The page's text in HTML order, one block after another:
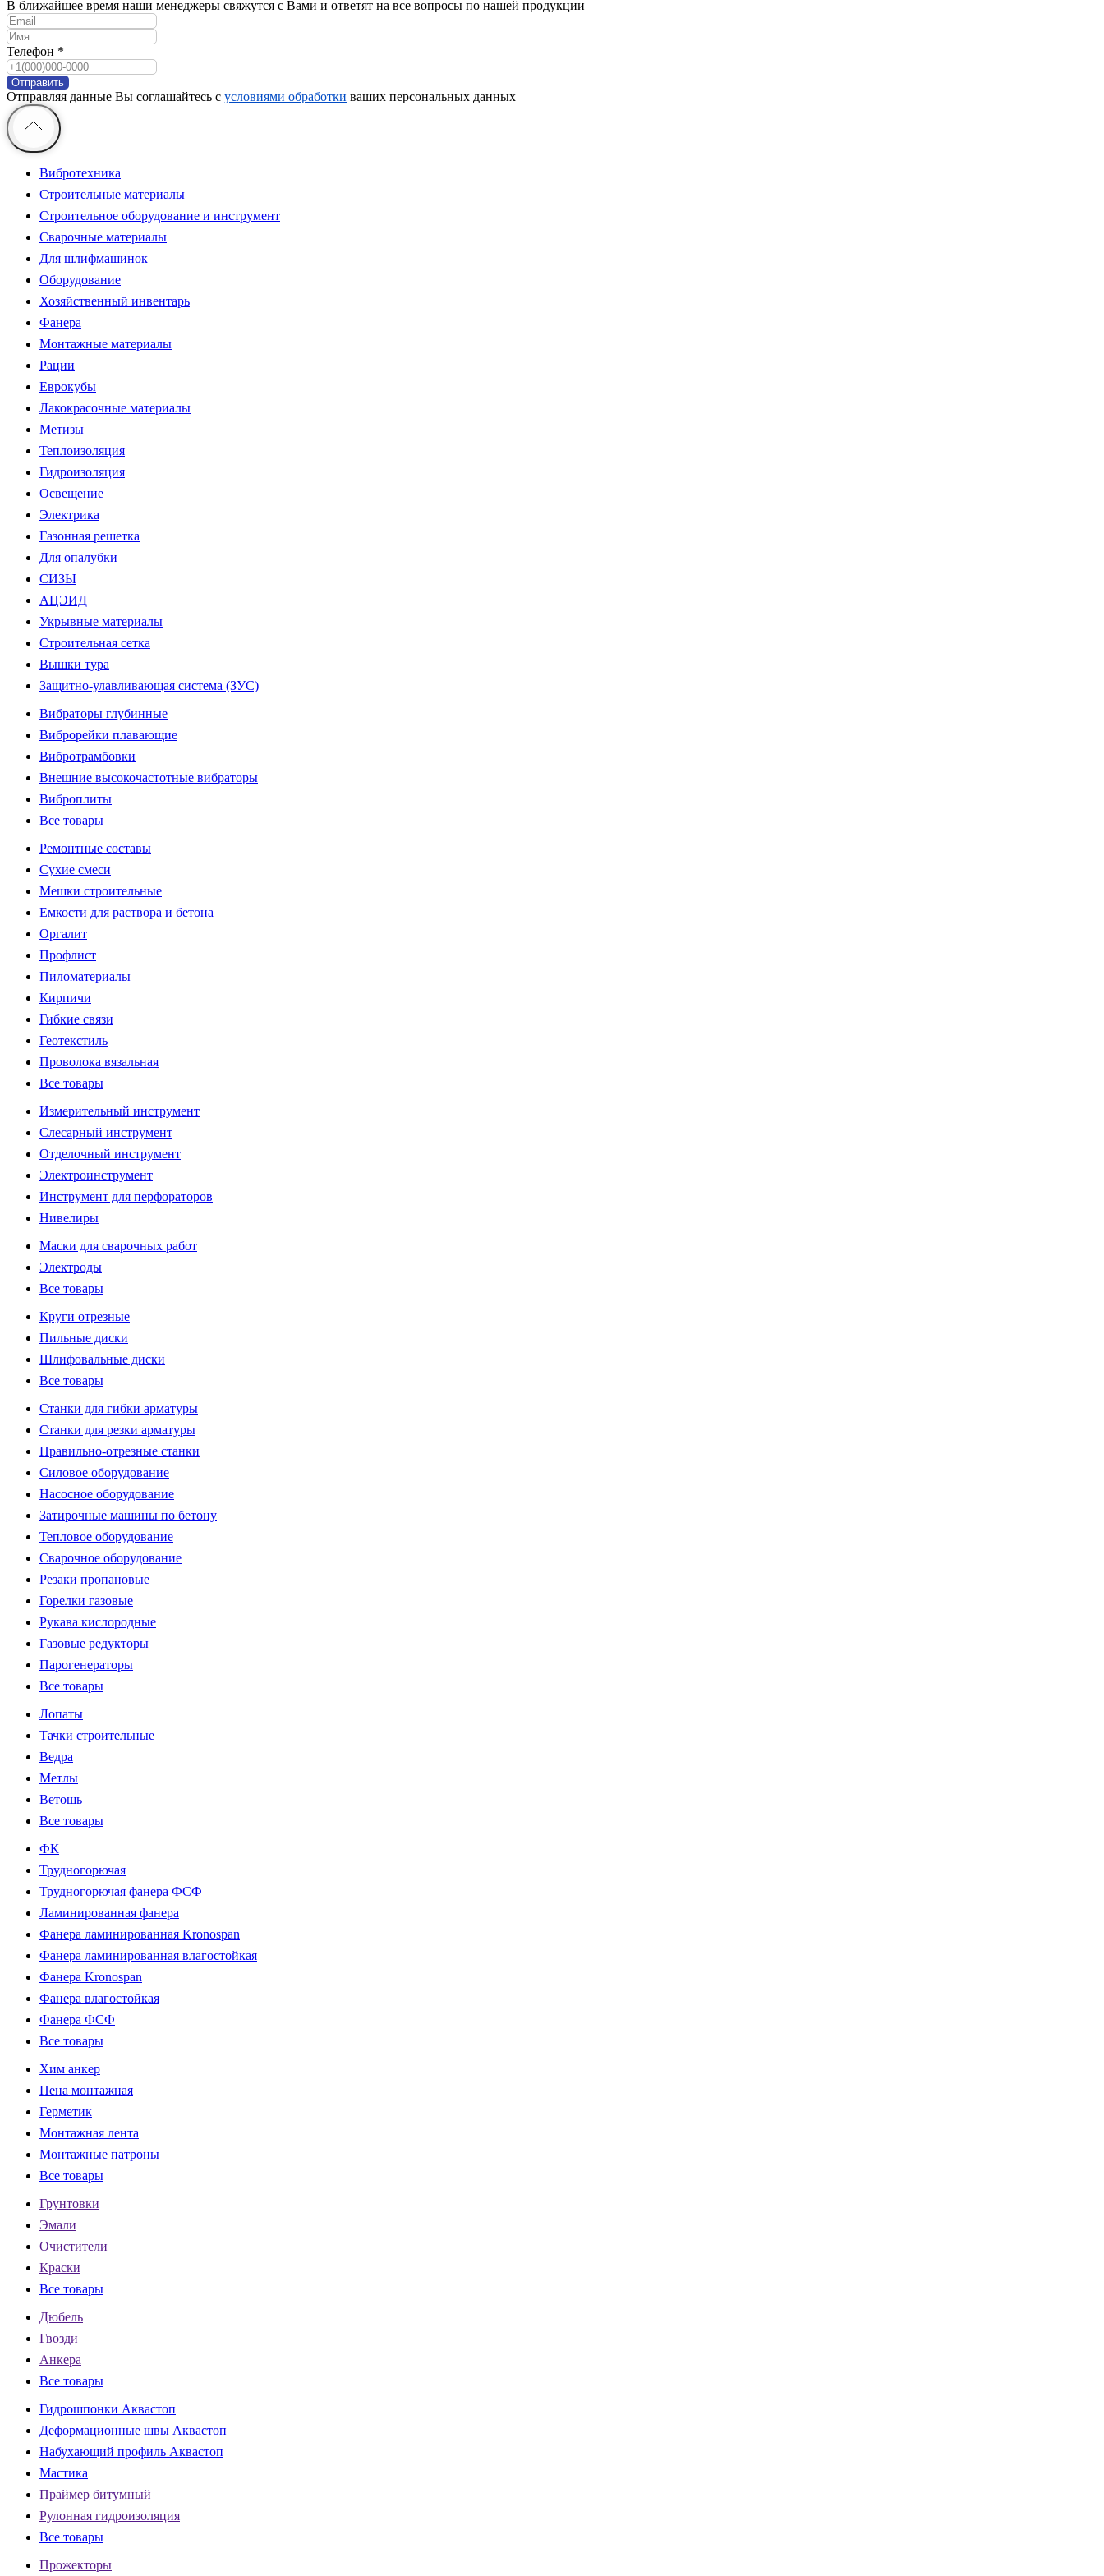
В ближайшее время наши менеджеры свяжутся с Вами и ответят на все вопросы по нашей продукции
Телефон *
Отправить
Отправляя данные Вы соглашайтесь с условиями обработки ваших персональных данных
Вибротехника
Строительные материалы
Строительное оборудование и инструмент
Сварочные материалы
Для шлифмашинок
Оборудование
Хозяйственный инвентарь
Фанера
Монтажные материалы
Рации
Еврокубы
Лакокрасочные материалы
Метизы
Теплоизоляция
Гидроизоляция
Освещение
Электрика
Газонная решетка
Для опалубки
СИЗЫ
АЦЭИД
Укрывные материалы
Строительная сетка
Вышки тура
Защитно-улавливающая система (ЗУС)
Вибраторы глубинные
Виброрейки плавающие
Вибротрамбовки
Внешние высокочастотные вибраторы
Виброплиты
Все товары
Ремонтные составы
Сухие смеси
Мешки строительные
Емкости для раствора и бетона
Оргалит
Профлист
Пиломатериалы
Кирпичи
Гибкие связи
Геотекстиль
Проволока вязальная
Все товары
Измерительный инструмент
Слесарный инструмент
Отделочный инструмент
Электроинструмент
Инструмент для перфораторов
Нивелиры
Маски для сварочных работ
Электроды
Все товары
Круги отрезные
Пильные диски
Шлифовальные диски
Все товары
Станки для гибки арматуры
Станки для резки арматуры
Правильно-отрезные станки
Силовое оборудование
Насосное оборудование
Затирочные машины по бетону
Тепловое оборудование
Сварочное оборудование
Резаки пропановые
Горелки газовые
Рукава кислородные
Газовые редукторы
Парогенераторы
Все товары
Лопаты
Тачки строительные
Ведра
Метлы
Ветошь
Все товары
ФК
Трудногорючая
Трудногорючая фанера ФСФ
Ламинированная фанера
Фанера ламинированная Kronospan
Фанера ламинированная влагостойкая
Фанера Kronospan
Фанера влагостойкая
Фанера ФСФ
Все товары
Хим анкер
Пена монтажная
Герметик
Монтажная лента
Монтажные патроны
Все товары
Грунтовки
Эмали
Очистители
Краски
Все товары
Дюбель
Гвозди
Анкера
Все товары
Гидрошпонки Аквастоп
Деформационные швы Аквастоп
Набухающий профиль Аквастоп
Мастика
Праймер битумный
Рулонная гидроизоляция
Все товары
Прожекторы